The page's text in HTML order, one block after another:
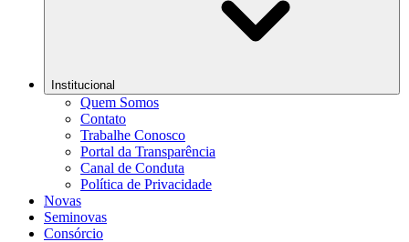
Institucional
Quem Somos
Contato
Trabalhe Conosco
Portal da Transparência
Canal de Conduta
Política de Privacidade
Novas
Seminovas
Consórcio